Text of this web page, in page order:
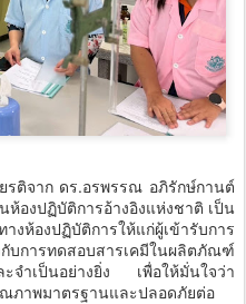
าก ดร.อรพรรณ อภิรักษ์กานต์
องปฏิบัติการอ้างอิงแห่งชาติ เป็น
ห้องปฏิบัติการให้แก่ผู้เข้ารับการ
การทดสอบสารเคมีในผลิตภัณฑ์
จำเป็นอย่างยิ่ง เพื่อให้มั่นใจว่า
าพมาตรฐานและปลอดภัยต่อ